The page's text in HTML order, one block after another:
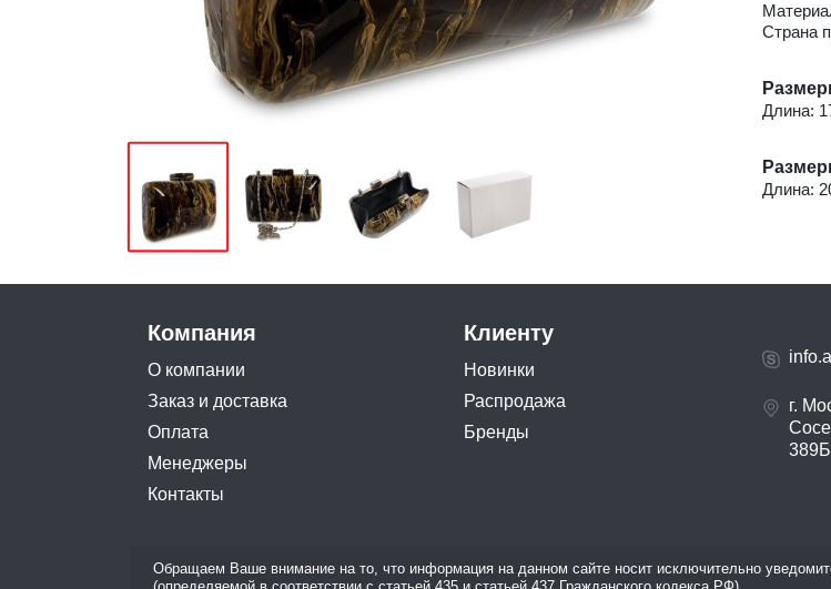
Страна
Длина:
Длина:
Компания
О компании
Заказ и доставка
Оплата
Менеджеры
Контакты
Клиенту
Новинки
Распродажа
Бренды
г.
Обращаем Ваше внимание на то, что информация на данном сайте носит исключительно